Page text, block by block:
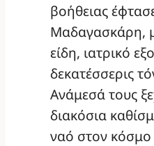
βοήθειας
Μαδαγασκάρη,
είδη, ιατρικό
δεκατέσσερις
Ανάμεσά τους
διακόσια
ναό στον